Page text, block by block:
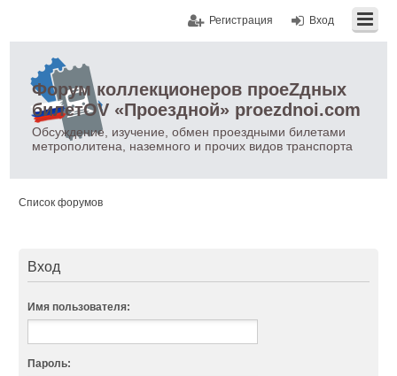
Вход
Регистрация
Форум коллекционеров проеZдных
билетOV «Проездной» proezdnoi.com
Обсуждение, изучение, обмен проездными билетами
метрополитена, наземного и прочих видов транспорта
Список форумов
Вход
Имя пользователя:
Пароль: